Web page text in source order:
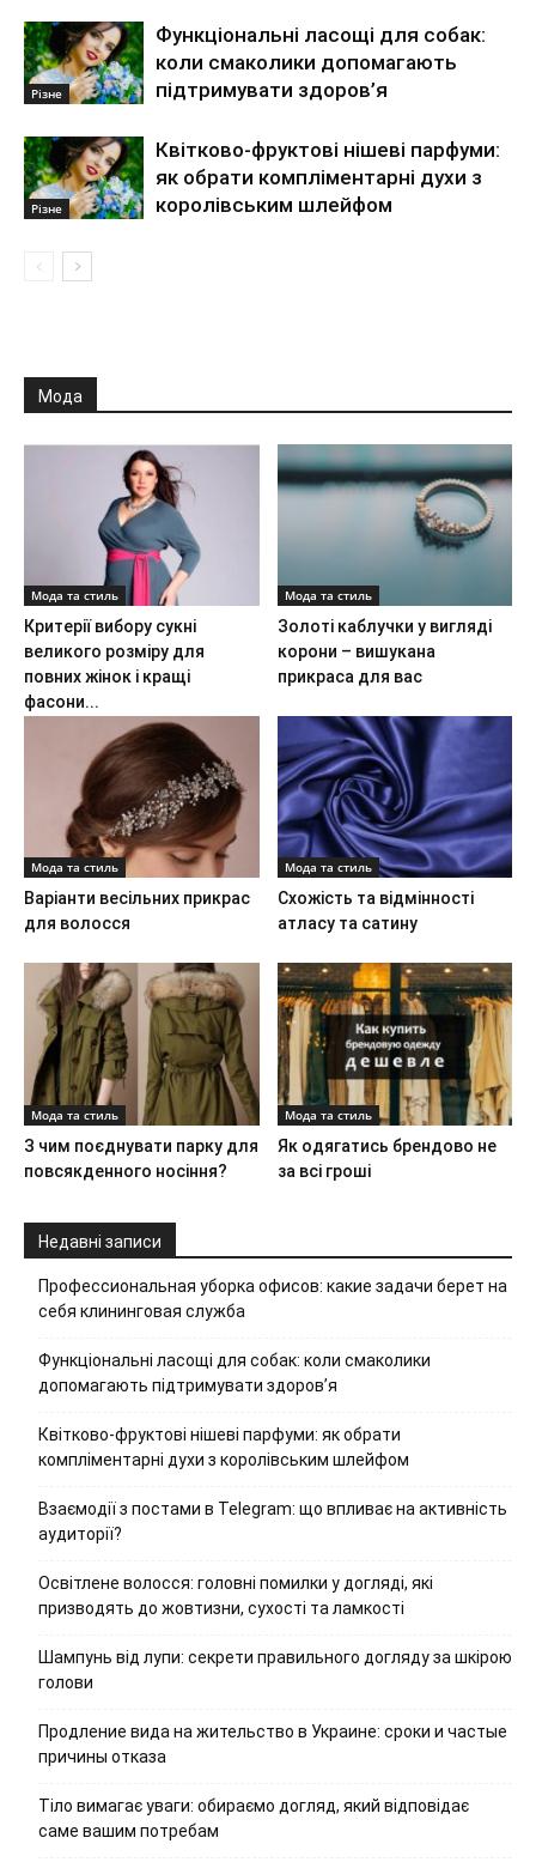
Різне
Функціональні ласощі для собак:
коли смаколики допомагають
підтримувати здоров’я
Різне
Квітково-фруктові нішеві парфуми:
як обрати компліментарні духи з
королівським шлейфом
Мода
Мода та стиль
Критерії вибору сукні
великого розміру для
повних жінок і кращі
фасони...
Мода та стиль
Золоті каблучки у вигляді
корони – вишукана
прикраса для вас
Мода та стиль
Варіанти весільних прикрас
для волосся
Мода та стиль
Схожість та відмінності
атласу та сатину
Мода та стиль
З чим поєднувати парку для
повсякденного носіння?
Мода та стиль
Як одягатись брендово не
за всі гроші
Недавні записи
Профессиональная уборка офисов: какие задачи берет на
себя клининговая служба
Функціональні ласощі для собак: коли смаколики
допомагають підтримувати здоров’я
Квітково-фруктові нішеві парфуми: як обрати
компліментарні духи з королівським шлейфом
Взаємодії з постами в Telegram: що впливає на активність
аудиторії?
Освітлене волосся: головні помилки у догляді, які
призводять до жовтизни, сухості та ламкості
Шампунь від лупи: секрети правильного догляду за шкірою
голови
Продление вида на жительство в Украине: сроки и частые
причины отказа
Тіло вимагає уваги: обираємо догляд, який відповідає
саме вашим потребам